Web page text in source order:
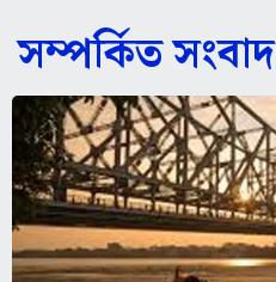
সম্পর্কিত সংবাদ